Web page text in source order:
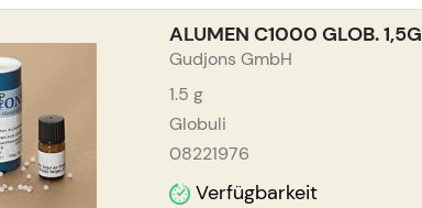
ALUMEN C1000 GLOB. 1,5G
Gudjons GmbH
1.5 g
Globuli
08221976
Verfügbarkeit